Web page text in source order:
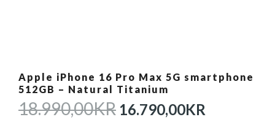
Apple iPhone 16 Pro Max 5G smartphone
512GB – Natural Titanium
18.990,00KR DET
URSPRUNGLIGA
16.790,00KR